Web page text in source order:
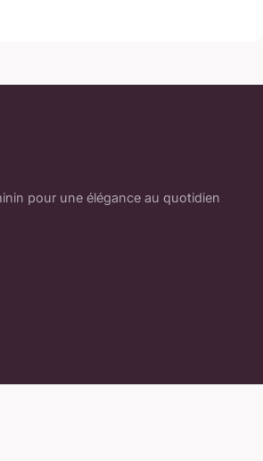
pour une élégance au quotidien